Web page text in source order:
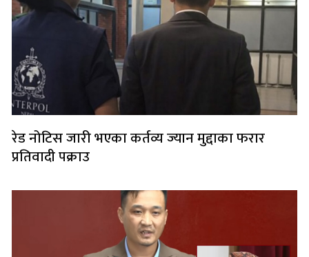
रेड नोटिस जारी भएका कर्तव्य ज्यान मुद्दाका फरार
प्रतिवादी पक्राउ